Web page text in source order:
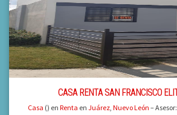
CASA RENTA SAN FRANCISCO
Casa () en Renta en Juárez, Nuevo León – Asesor: